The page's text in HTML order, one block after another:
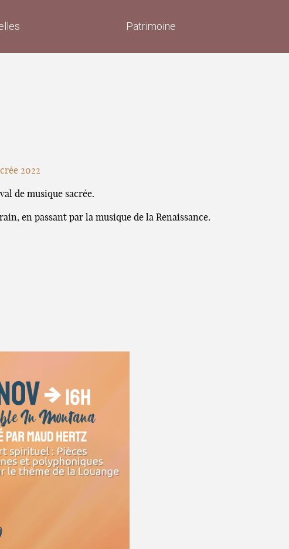
Patrimoine
2022
de musique sacrée.
en passant par la musique de la Renaissance.